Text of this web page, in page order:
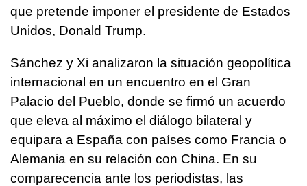
que pretende imponer el presidente de Estados
Unidos, Donald Trump.
Sánchez y Xi analizaron la situación geopolítica
internacional en un encuentro en el Gran
Palacio del Pueblo, donde se firmó un acuerdo
que eleva al máximo el diálogo bilateral y
equipara a España con países como Francia o
Alemania en su relación con China. En su
comparecencia ante los periodistas, las